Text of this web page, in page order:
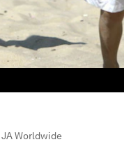
JA Worldwide